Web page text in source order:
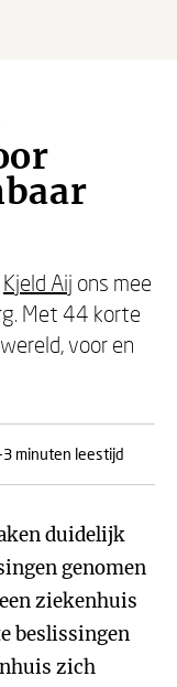
Kjeld Aij ons mee
Met 44 korte
voor en
3 minuten leestijd
duidelijk
genomen
ziekenhuis
beslissingen
zich